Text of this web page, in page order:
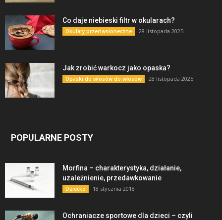
Co daje niebieski filtr w okularach?
Okulary przeciwsłoneczne 28 listopada 2025
Jak zrobić warkocz jako opaska?
Opaski do włosów do włosów 28 listopada 2025
POPULARNE POSTY
Morfina – charakterystyka, działanie,
uzależnienie, przedawkowanie
Dziecko 18 stycznia 2018
Ochraniacze sportowe dla dzieci – czyli